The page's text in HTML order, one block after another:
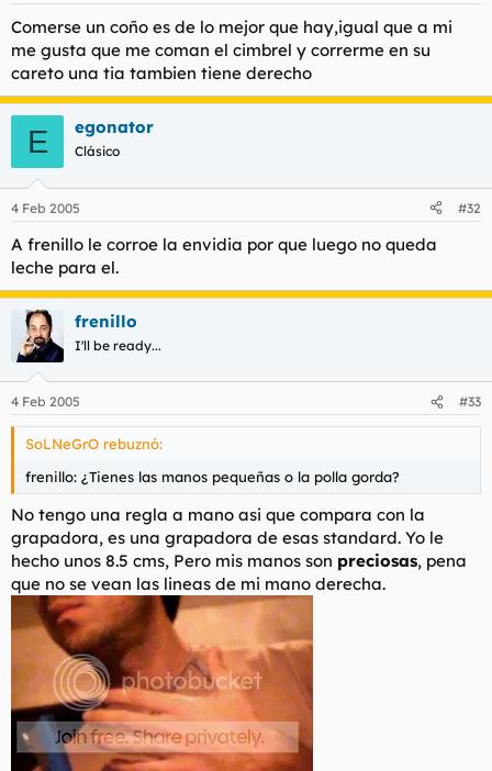
Comerse un coño es de lo mejor que hay,igual que a mi
me gusta que me coman el cimbrel y correrme en su
careto una tia tambien tiene derecho
E egonator
Clásico
4 Feb 2005 #32
A frenillo le corroe la envidia por que luego no queda
leche para el.
frenillo
I'll be ready...
4 Feb 2005 #33
SoLNeGrO rebuznó:
frenillo: ¿Tienes las manos pequeñas o la polla gorda?
No tengo una regla a mano asi que compara con la
grapadora, es una grapadora de esas standard. Yo le
hecho unos 8.5 cms, Pero mis manos son preciosas, pena
que no se vean las lineas de mi mano derecha.